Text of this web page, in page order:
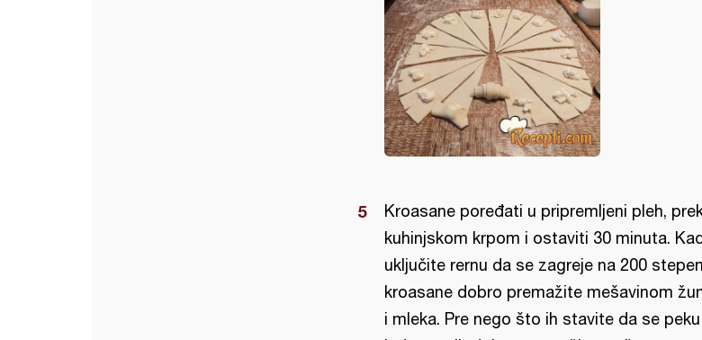
Kroasane poređati u pripremljeni pleh,
kuhinjskom krpom i ostaviti 30 minuta.
uključite rernu da se zagreje na 200
kroasane dobro premažite mešavinom
i mleka. Pre nego što ih stavite da se